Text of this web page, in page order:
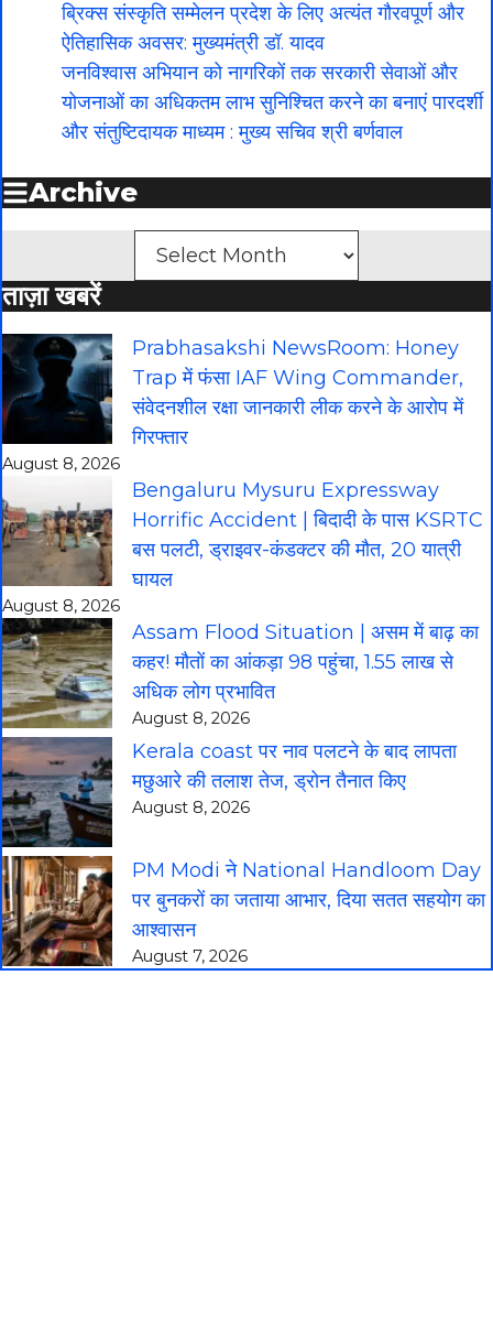
ब्रिक्स संस्कृति सम्मेलन प्रदेश के लिए अत्यंत गौरवपूर्ण और
ऐतिहासिक अवसर: मुख्यमंत्री डॉ. यादव
जनविश्वास अभियान को नागरिकों तक सरकारी सेवाओं और
योजनाओं का अधिकतम लाभ सुनिश्चित करने का बनाएं पारदर्शी
और संतुष्टिदायक माध्यम : मुख्य सचिव श्री बर्णवाल
Archive
ताज़ा खबरें
Prabhasakshi NewsRoom: Honey
Trap में फंसा IAF Wing Commander,
संवेदनशील रक्षा जानकारी लीक करने के आरोप में
गिरफ्तार
August 8, 2026
Bengaluru Mysuru Expressway
Horrific Accident | बिदादी के पास KSRTC
बस पलटी, ड्राइवर-कंडक्टर की मौत, 20 यात्री
घायल
August 8, 2026
Assam Flood Situation | असम में बाढ़ का
कहर! मौतों का आंकड़ा 98 पहुंचा, 1.55 लाख से
अधिक लोग प्रभावित
August 8, 2026
Kerala coast पर नाव पलटने के बाद लापता
मछुआरे की तलाश तेज, ड्रोन तैनात किए
August 8, 2026
PM Modi ने National Handloom Day
पर बुनकरों का जताया आभार, दिया सतत सहयोग का
आश्वासन
August 7, 2026